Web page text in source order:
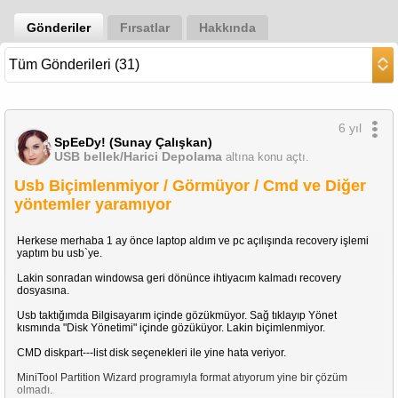
Gönderiler Fırsatlar Hakkında
SpEeDy! (Sunay Çalışkan)
USB bellek/Harici Depolama altına konu açtı.
6 yıl
Usb Biçimlenmiyor / Görmüyor / Cmd ve Diğer
yöntemler yaramıyor
Herkese merhaba 1 ay önce laptop aldım ve pc açılışında recovery işlemi
yaptım bu usb`ye.
Lakin sonradan windowsa geri dönünce ihtiyacım kalmadı recovery
dosyasına.
Usb taktığımda Bilgisayarım içinde gözükmüyor. Sağ tıklayıp Yönet
kısmında "Disk Yönetimi" içinde gözüküyor. Lakin biçimlenmiyor.
CMD diskpart---list disk seçenekleri ile yine hata veriyor.
MiniTool Partition Wizard programıyla format atıyorum yine bir çözüm
olmadı.